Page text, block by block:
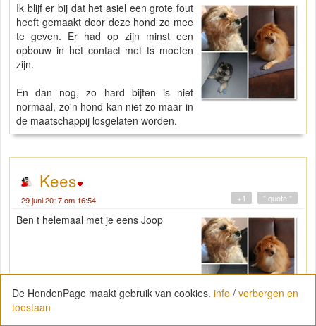
Ik blijf er bij dat het asiel een grote fout
heeft gemaakt door deze hond zo mee
te geven. Er had op zijn minst een
opbouw in het contact met ts moeten
zijn.
En dan nog, zo hard bijten is niet
normaal, zo'n hond kan niet zo maar in
de maatschappij losgelaten worden.
Kees
29 juni 2017 om 16:54 " quote "
+1
Ben t helemaal met je eens Joop
De HondenPage maakt gebruik van cookies. info / verbergen en
toestaan